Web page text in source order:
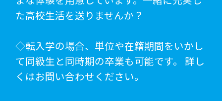
た高校生活を送りませんか？
◇転入学の場合、単位や在籍期間をいかし
て同級生と同時期の卒業も可能です。 詳し
くはお問い合わせください。